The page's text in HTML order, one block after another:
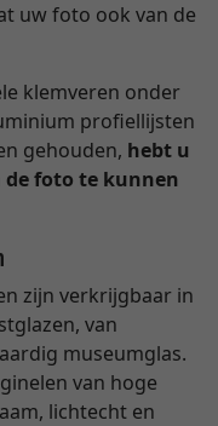
uw foto ook van de
klemveren onder
profiellijsten
gehouden, hebt u
de foto te kunnen
zijn verkrijgbaar in
van
museumglas.
van hoge
lichtecht en